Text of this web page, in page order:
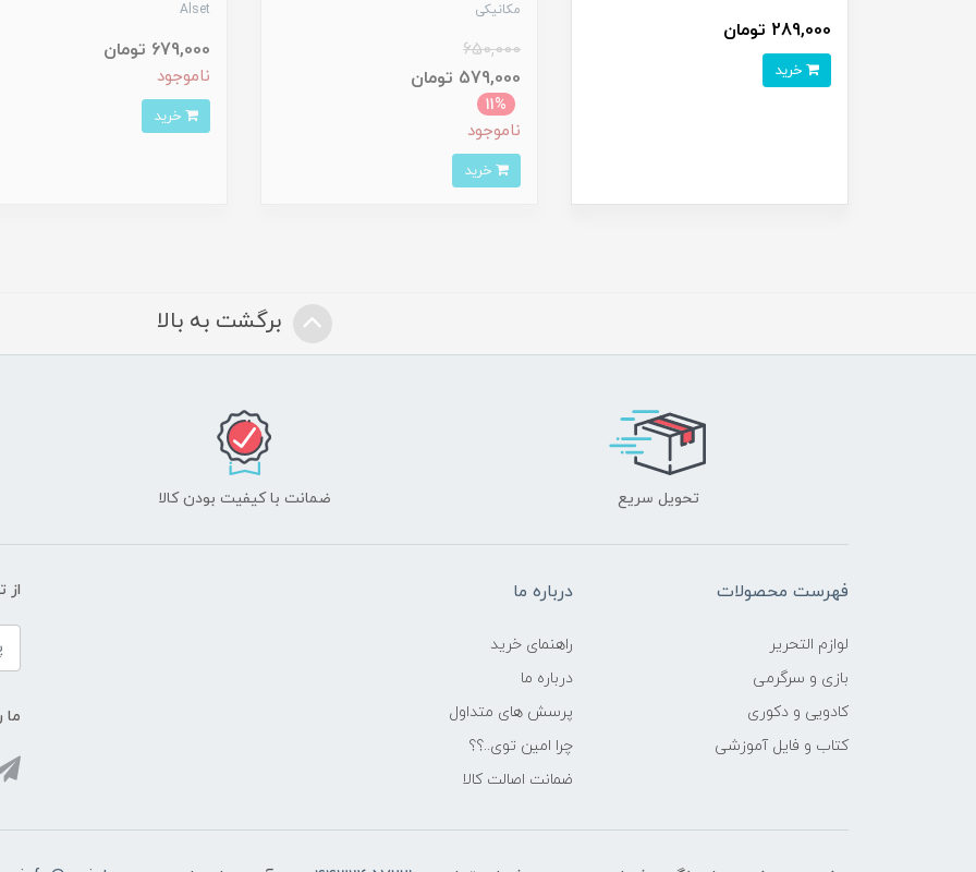
289,000 تومان
مکانیکی
650,000
579,000 تومان
11%
ناموجود
Alset
679,000 تومان
ناموجود
برگشت به بالا
تحویل سریع ضمانت با کیفیت بودن کالا
فهرست محصولات
لوازم التحریر
بازی و سرگرمی
کادویی و دکوری
کتاب و فایل آموزشی
درباره ما
راهنمای خرید
درباره ما
پرسش های متداول
چرا امین توی..؟؟
ضمانت اصالت کالا
از
ما